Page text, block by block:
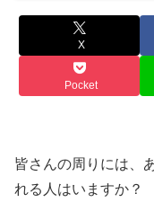
X
Pocket
皆さんの周りには、
れる人はいますか？